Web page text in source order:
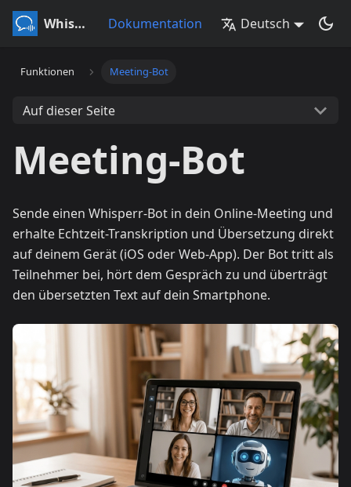
Whisperr Dokumentation Deutsch
Funktionen Meeting-Bot
Auf dieser Seite
Meeting-Bot
Sende einen Whisperr-Bot in dein Online-Meeting und
erhalte Echtzeit-Transkription und Übersetzung direkt
auf deinem Gerät (iOS oder Web-App). Der Bot tritt als
Teilnehmer bei, hört dem Gespräch zu und überträgt
den übersetzten Text auf dein Smartphone.